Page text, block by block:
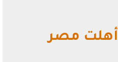
أهلت مصر